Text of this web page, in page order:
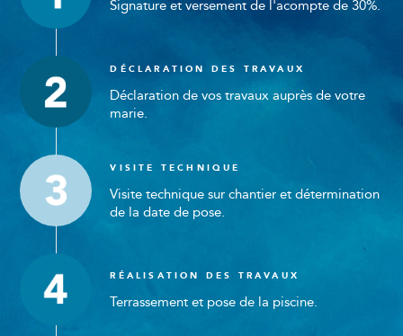
Signature et versement de l'acompte de 30%.
DÉCLARATION DES TRAVAUX
Déclaration de vos travaux auprès de votre
marie.
VISITE TECHNIQUE
Visite technique sur chantier et détermination
de la date de pose.
RÉALISATION DES TRAVAUX
Terrassement et pose de la piscine.